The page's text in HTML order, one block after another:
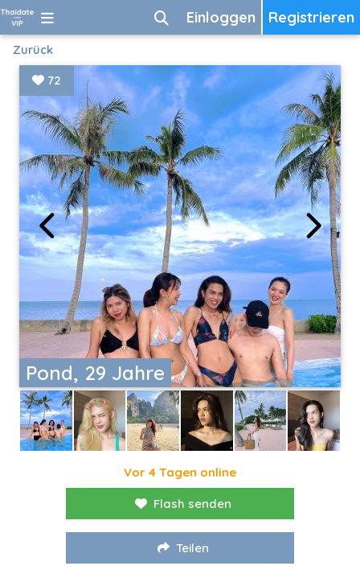
Registrieren
Einloggen
Zurück
Pond, 29 Jahre
72
Vor 4 Tagen online
Flash senden
Teilen